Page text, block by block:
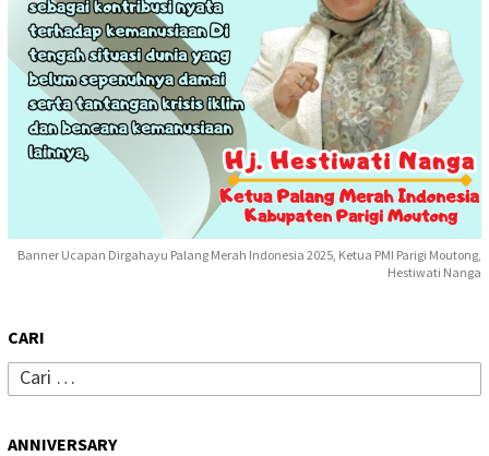
Banner Ucapan Dirgahayu Palang Merah Indonesia 2025, Ketua PMI Parigi Moutong,
Hestiwati Nanga
CARI
Cari
untuk:
ANNIVERSARY